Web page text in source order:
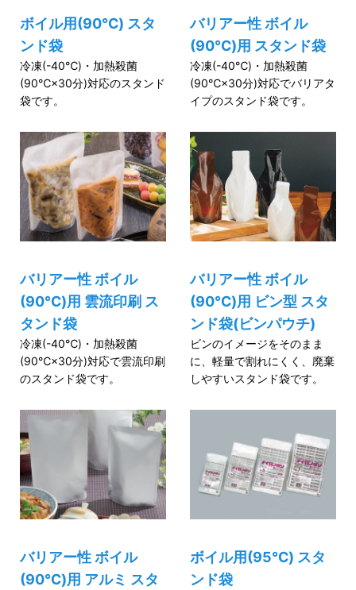
ボイル用(90℃) スタ
ンド袋
冷凍(-40℃)・加熱殺菌
(90℃×30分)対応のスタンド
袋です。
バリアー性 ボイル
(90℃)用 スタンド袋
冷凍(-40℃)・加熱殺菌
(90℃×30分)対応でバリアタ
イプのスタンド袋です。
バリアー性 ボイル
(90℃)用 雲流印刷 ス
タンド袋
冷凍(-40℃)・加熱殺菌
(90℃×30分)対応で雲流印刷
のスタンド袋です。
バリアー性 ボイル
(90℃)用 ビン型 スタ
ンド袋(ビンパウチ)
ビンのイメージをそのまま
に、軽量で割れにくく、廃棄
しやすいスタンド袋です。
バリアー性 ボイル
(90℃)用 アルミ スタ
ボイル用(95℃) スタ
ンド袋